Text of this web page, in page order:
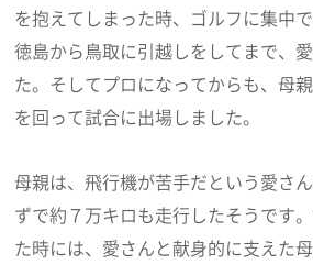
を抱えてしまった時、ゴルフに集中
徳島から鳥取に引越しをしてまで、
た。そしてプロになってからも、母
を回って試合に出場しました。
母親は、飛行機が苦手だという愛さ
ずで約７万キロも走行したそうです
た時には、愛さんと献身的に支えた